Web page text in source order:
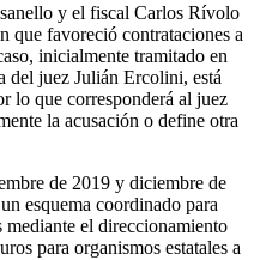
y el fiscal Carlos Rívolo
que favoreció contrataciones a
inicialmente tramitado en
del juez Julián Ercolini, está
lo que corresponderá al juez
la acusación o define otra
de 2019 y diciembre de
esquema coordinado para
el direccionamiento
para organismos estatales a